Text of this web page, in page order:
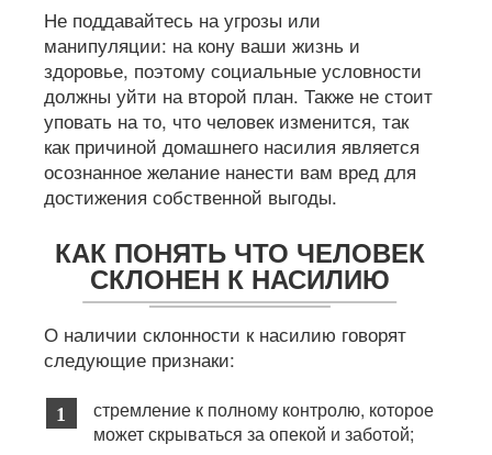
Не поддавайтесь на угрозы или
манипуляции: на кону ваши жизнь и
здоровье, поэтому социальные условности
должны уйти на второй план. Также не стоит
уповать на то, что человек изменится, так
как причиной домашнего насилия является
осознанное желание нанести вам вред для
достижения собственной выгоды.
КАК ПОНЯТЬ ЧТО ЧЕЛОВЕК
СКЛОНЕН К НАСИЛИЮ
О наличии склонности к насилию говорят
следующие признаки:
стремление к полному контролю, которое
может скрываться за опекой и заботой;